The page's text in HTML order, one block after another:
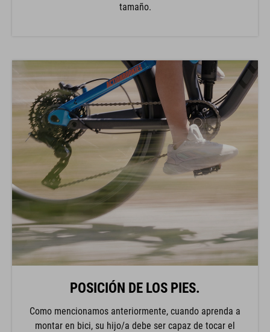
tamaño.
POSICIÓN DE LOS PIES.
Como mencionamos anteriormente, cuando aprenda a
montar en bici, su hijo/a debe ser capaz de tocar el